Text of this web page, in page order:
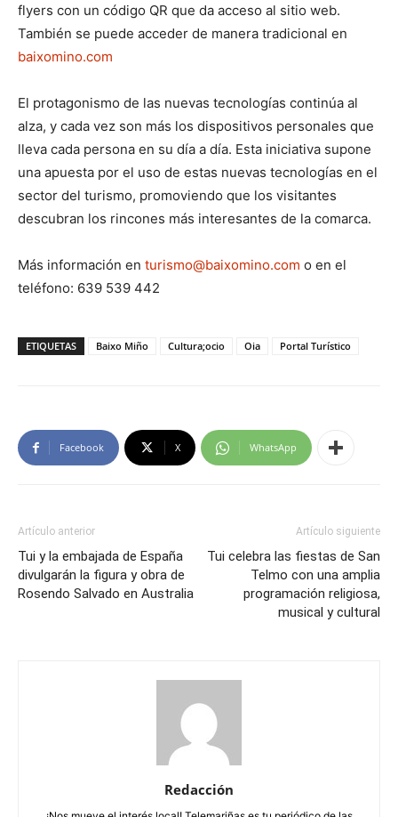
flyers con un código QR que da acceso al sitio web.
También se puede acceder de manera tradicional en
baixomino.com
El protagonismo de las nuevas tecnologías continúa al
alza, y cada vez son más los dispositivos personales que
lleva cada persona en su día a día. Esta iniciativa supone
una apuesta por el uso de estas nuevas tecnologías en el
sector del turismo, promoviendo que los visitantes
descubran los rincones más interesantes de la comarca.
Más información en turismo@baixomino.com o en el
teléfono: 639 539 442
ETIQUETAS Baixo Miño Cultura;ocio Oia Portal Turístico
Facebook X WhatsApp
Artículo anterior
Tui y la embajada de España
divulgarán la figura y obra de
Rosendo Salvado en Australia
Artículo siguiente
Tui celebra las fiestas de San
Telmo con una amplia
programación religiosa,
musical y cultural
Redacción